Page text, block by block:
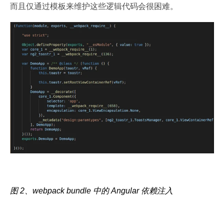
而且仅通过模板来维护这些逻辑代码会很困难。
图 2、webpack bundle 中的 Angular 依赖注入